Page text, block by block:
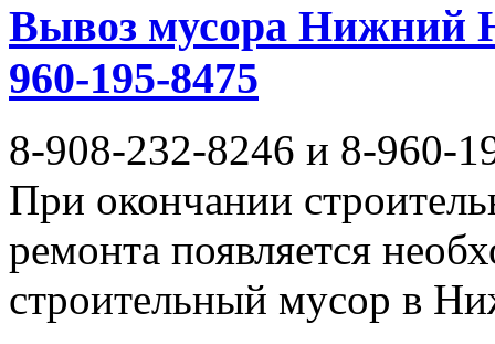
Вывоз мусора Нижний
960-195-8475
8-908-232-8246 и 8-960-
При окончании
ремонта появляется
строительный мусор в